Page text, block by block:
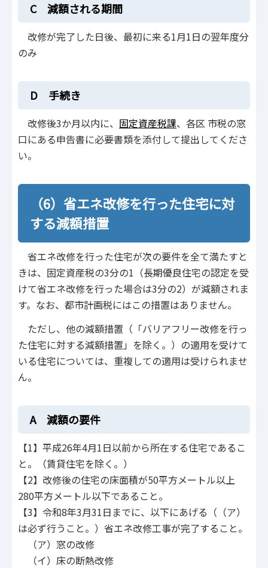
C 減額される期間
改修が完了した日後、最初に来る1月1日の翌年度分
のみ
D 手続き
改修後3か月以内に、 固定資産税課、各区 市税の窓
口にある申告書に必要書類を添付して提出してくださ
い。
（6）省エネ改修を行った住宅に対
する減額措置
省エネ改修を行った住宅が次の要件を全て満たすと
きは、固定資産税の3分の1（長期優良住宅の認定を受
けて省エネ改修を行った場合は3分の2）が減額されま
す。なお、都市計画税にはこの措置はありません。
ただし、他の減額措置（「バリアフリー改修を行っ
た住宅に対する減額措置」を除く。）の適用を受けて
いる住宅については、重複しての適用は受けられませ
ん。
A 減額の要件
【1】平成26年4月1日以前から所在する住宅であるこ
と。（賃貸住宅を除く。）
【2】改修後の住宅の床面積が50平方メートル以上
280平方メートル以下であること。
【3】令和8年3月31日までに、以下にあげる（（ア）
は必ず行うこと。）省エネ改修工事が完了すること。
（ア）窓の改修
（イ）床の断熱改修